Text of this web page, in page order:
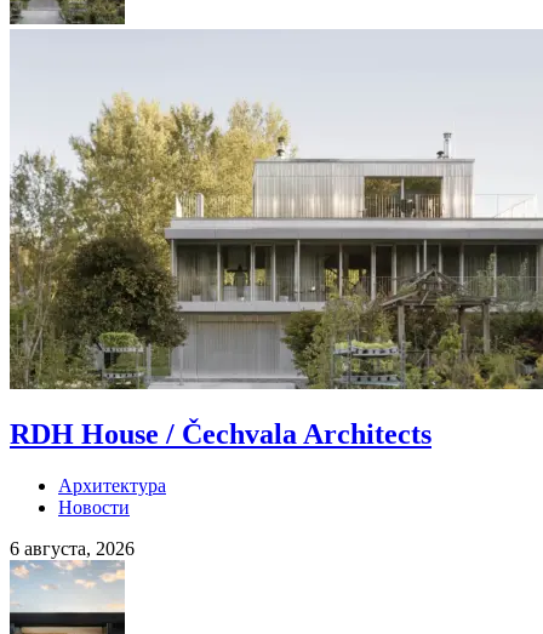
RDH House / Čechvala Architects
Архитектура
Новости
6 августа, 2026